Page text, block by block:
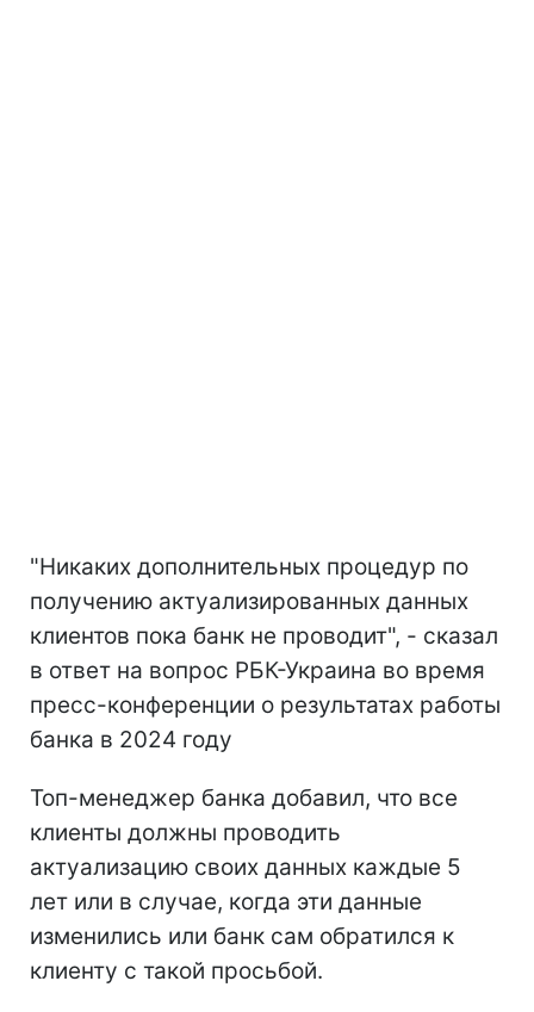
"Никаких дополнительных процедур по
получению актуализированных данных
клиентов пока банк не проводит", - сказал
в ответ на вопрос РБК-Украина во время
пресс-конференции о результатах работы
банка в 2024 году
Топ-менеджер банка добавил, что все
клиенты должны проводить
актуализацию своих данных каждые 5
лет или в случае, когда эти данные
изменились или банк сам обратился к
клиенту с такой просьбой.